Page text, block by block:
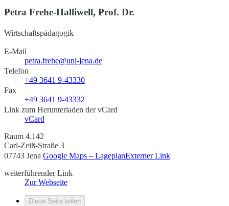
Petra Frehe-Halliwell, Prof. Dr.
Wirtschaftspädagogik
E-Mail
petra.frehe@uni-jena.de
Telefon
+49 3641 9-43330
Fax
+49 3641 9-43332
Link zum Herunterladen der vCard
vCard
Raum 4.142
Carl-Zeiß-Straße 3
07743 Jena Google Maps – LageplanExterner Link
weiterführender Link
Zur Webseite
Diese Seite teilen